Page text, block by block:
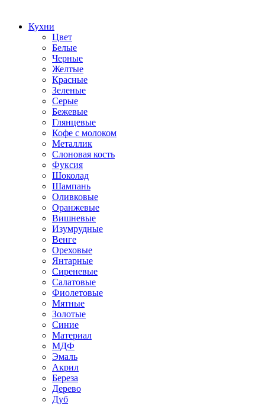
Кухни
Цвет
Белые
Черные
Желтые
Красные
Зеленые
Серые
Бежевые
Глянцевые
Кофе с молоком
Металлик
Слоновая кость
Фуксия
Шоколад
Шампань
Оливковые
Оранжевые
Вишневые
Изумрудные
Венге
Ореховые
Янтарные
Сиреневые
Салатовые
Фиолетовые
Мятные
Золотые
Синие
Материал
МДФ
Эмаль
Акрил
Береза
Дерево
Дуб